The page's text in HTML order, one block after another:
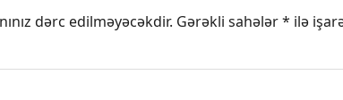
dərc edilməyəcəkdir. Gərəkli sahələr* ilə